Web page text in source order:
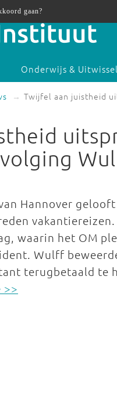
Onderwijs &
Twijfel aan juistheid
Hannover
waarin het OM
Wulff
terugbetaald te
>>
gaan?